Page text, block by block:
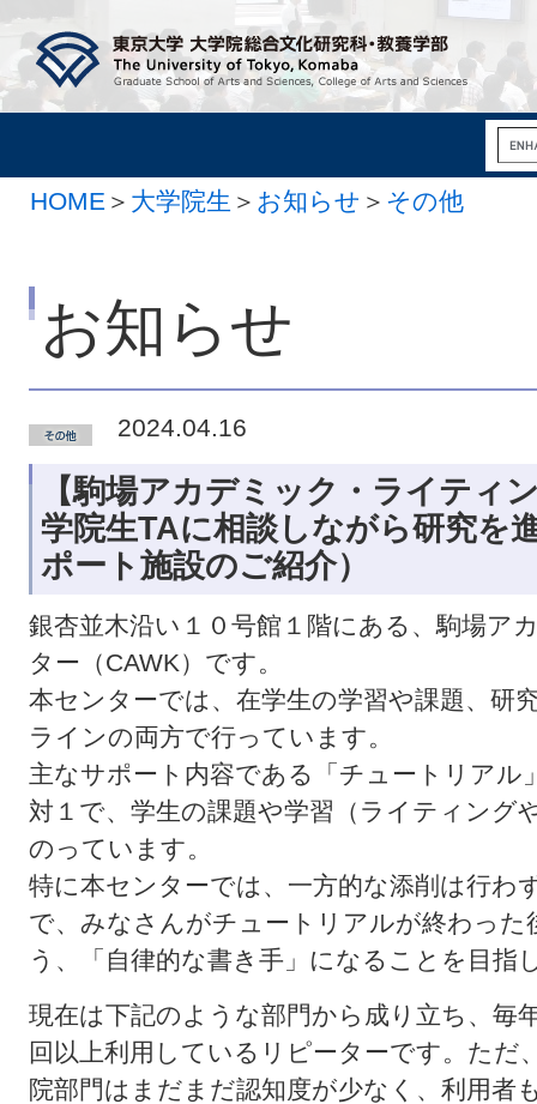
HOME ＞ 大学院生 ＞ お知らせ ＞ その他
お知らせ
2024.04.16
【駒場アカデミック・ライティ
学院生TAに相談しながら研究を
ポート施設のご紹介）
銀杏並木沿い１０号館１階にある、駒場ア
ター（CAWK）です。
本センターでは、在学生の学習や課題、研
ラインの両方で行っています。
主なサポート内容である「チュートリアル
対１で、学生の課題や学習（ライティング
のっています。
特に本センターでは、一方的な添削は行わ
で、みなさんがチュートリアルが終わっ
う、「自律的な書き手」になることを目指
現在は下記のような部門から成り立ち、毎
回以上利用しているリピーターです。ただ
院部門はまだまだ認知度が少なく、利用者